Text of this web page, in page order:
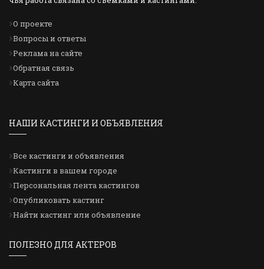
О проекте
Вопросы и ответы
Реклама на сайте
Обратная связь
Карта сайта
НАШИ КАСТИНГИ И ОБЪЯВЛЕНИЯ
Все кастинги и объявления
Кастинги в вашем городе
Персональная лента кастингов
Опубликовать кастинг
Найти кастинг или объявление
ПОЛЕЗНО ДЛЯ АКТЕРОВ